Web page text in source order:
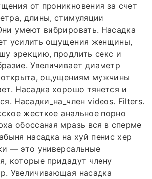
от проникновения за счет
длины, стимуляции
умеют вибрировать. Насадка
усилить ощущения женщины,
эрекцию, продлить секс и
Увеличивает диаметр
открыта, ощущениям мужчины
Насадка хорошо тянется и
Насадки_на_член videos. Filters.
жесткое анальное порно
обоссаная мразь вся в сперме
насадка на хуй пенис хер
— это универсальные
которые придадут члену
Увеличивающая насадка